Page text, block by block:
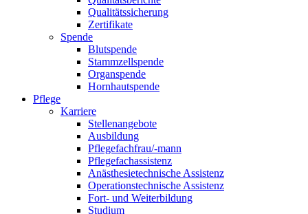
Qualitätssicherung
Zertifikate
Spende
Blutspende
Stammzellspende
Organspende
Hornhautspende
Pflege
Karriere
Stellenangebote
Ausbildung
Pflegefachfrau/-mann
Pflegefachassistenz
Anästhesietechnische Assistenz
Operationstechnische Assistenz
Fort- und Weiterbildung
Studium